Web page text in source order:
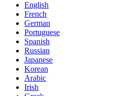
English
French
German
Portuguese
Spanish
Russian
Japanese
Korean
Arabic
Irish